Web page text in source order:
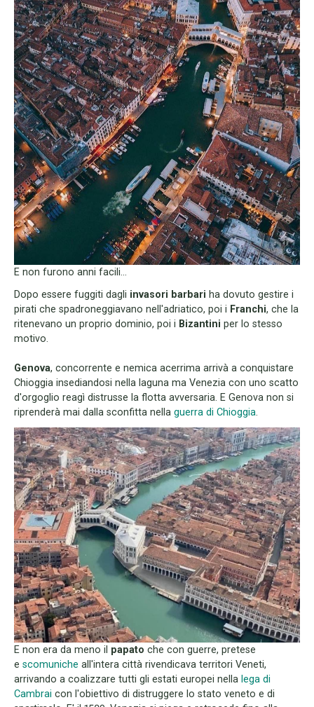
E non furono anni facili...
Dopo essere fuggiti dagli invasori barbari ha dovuto gestire i
pirati che spadroneggiavano nell'adriatico, poi i Franchi, che la
ritenevano un proprio dominio, poi i Bizantini per lo stesso
motivo.
Genova, concorrente e nemica acerrima arrivà a conquistare
Chioggia insediandosi nella laguna ma Venezia con uno scatto
d'orgoglio reagì distrusse la flotta avversaria. E Genova non si
riprenderà mai dalla sconfitta nella guerra di Chioggia.
E non era da meno il papato che con guerre, pretese
e scomuniche all'intera città rivendicava territori Veneti,
arrivando a coalizzare tutti gli estati europei nella lega di
Cambrai con l'obiettivo di distruggere lo stato veneto e di